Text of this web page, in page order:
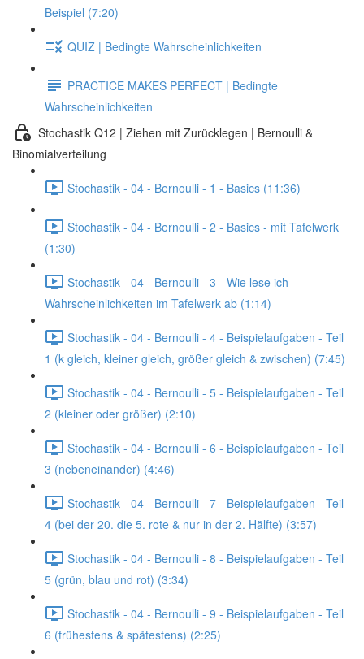
Beispiel (7:20)
QUIZ | Bedingte Wahrscheinlichkeiten
PRACTICE MAKES PERFECT | Bedingte
Wahrscheinlichkeiten
Stochastik Q12 | Ziehen mit Zurücklegen | Bernoulli &
Binomialverteilung
Stochastik - 04 - Bernoulli - 1 - Basics (11:36)
Stochastik - 04 - Bernoulli - 2 - Basics - mit Tafelwerk
(1:30)
Stochastik - 04 - Bernoulli - 3 - Wie lese ich
Wahrscheinlichkeiten im Tafelwerk ab (1:14)
Stochastik - 04 - Bernoulli - 4 - Beispielaufgaben - Teil
1 (k gleich, kleiner gleich, größer gleich & zwischen) (7:45)
Stochastik - 04 - Bernoulli - 5 - Beispielaufgaben - Teil
2 (kleiner oder größer) (2:10)
Stochastik - 04 - Bernoulli - 6 - Beispielaufgaben - Teil
3 (nebeneinander) (4:46)
Stochastik - 04 - Bernoulli - 7 - Beispielaufgaben - Teil
4 (bei der 20. die 5. rote & nur in der 2. Hälfte) (3:57)
Stochastik - 04 - Bernoulli - 8 - Beispielaufgaben - Teil
5 (grün, blau und rot) (3:34)
Stochastik - 04 - Bernoulli - 9 - Beispielaufgaben - Teil
6 (frühestens & spätestens) (2:25)